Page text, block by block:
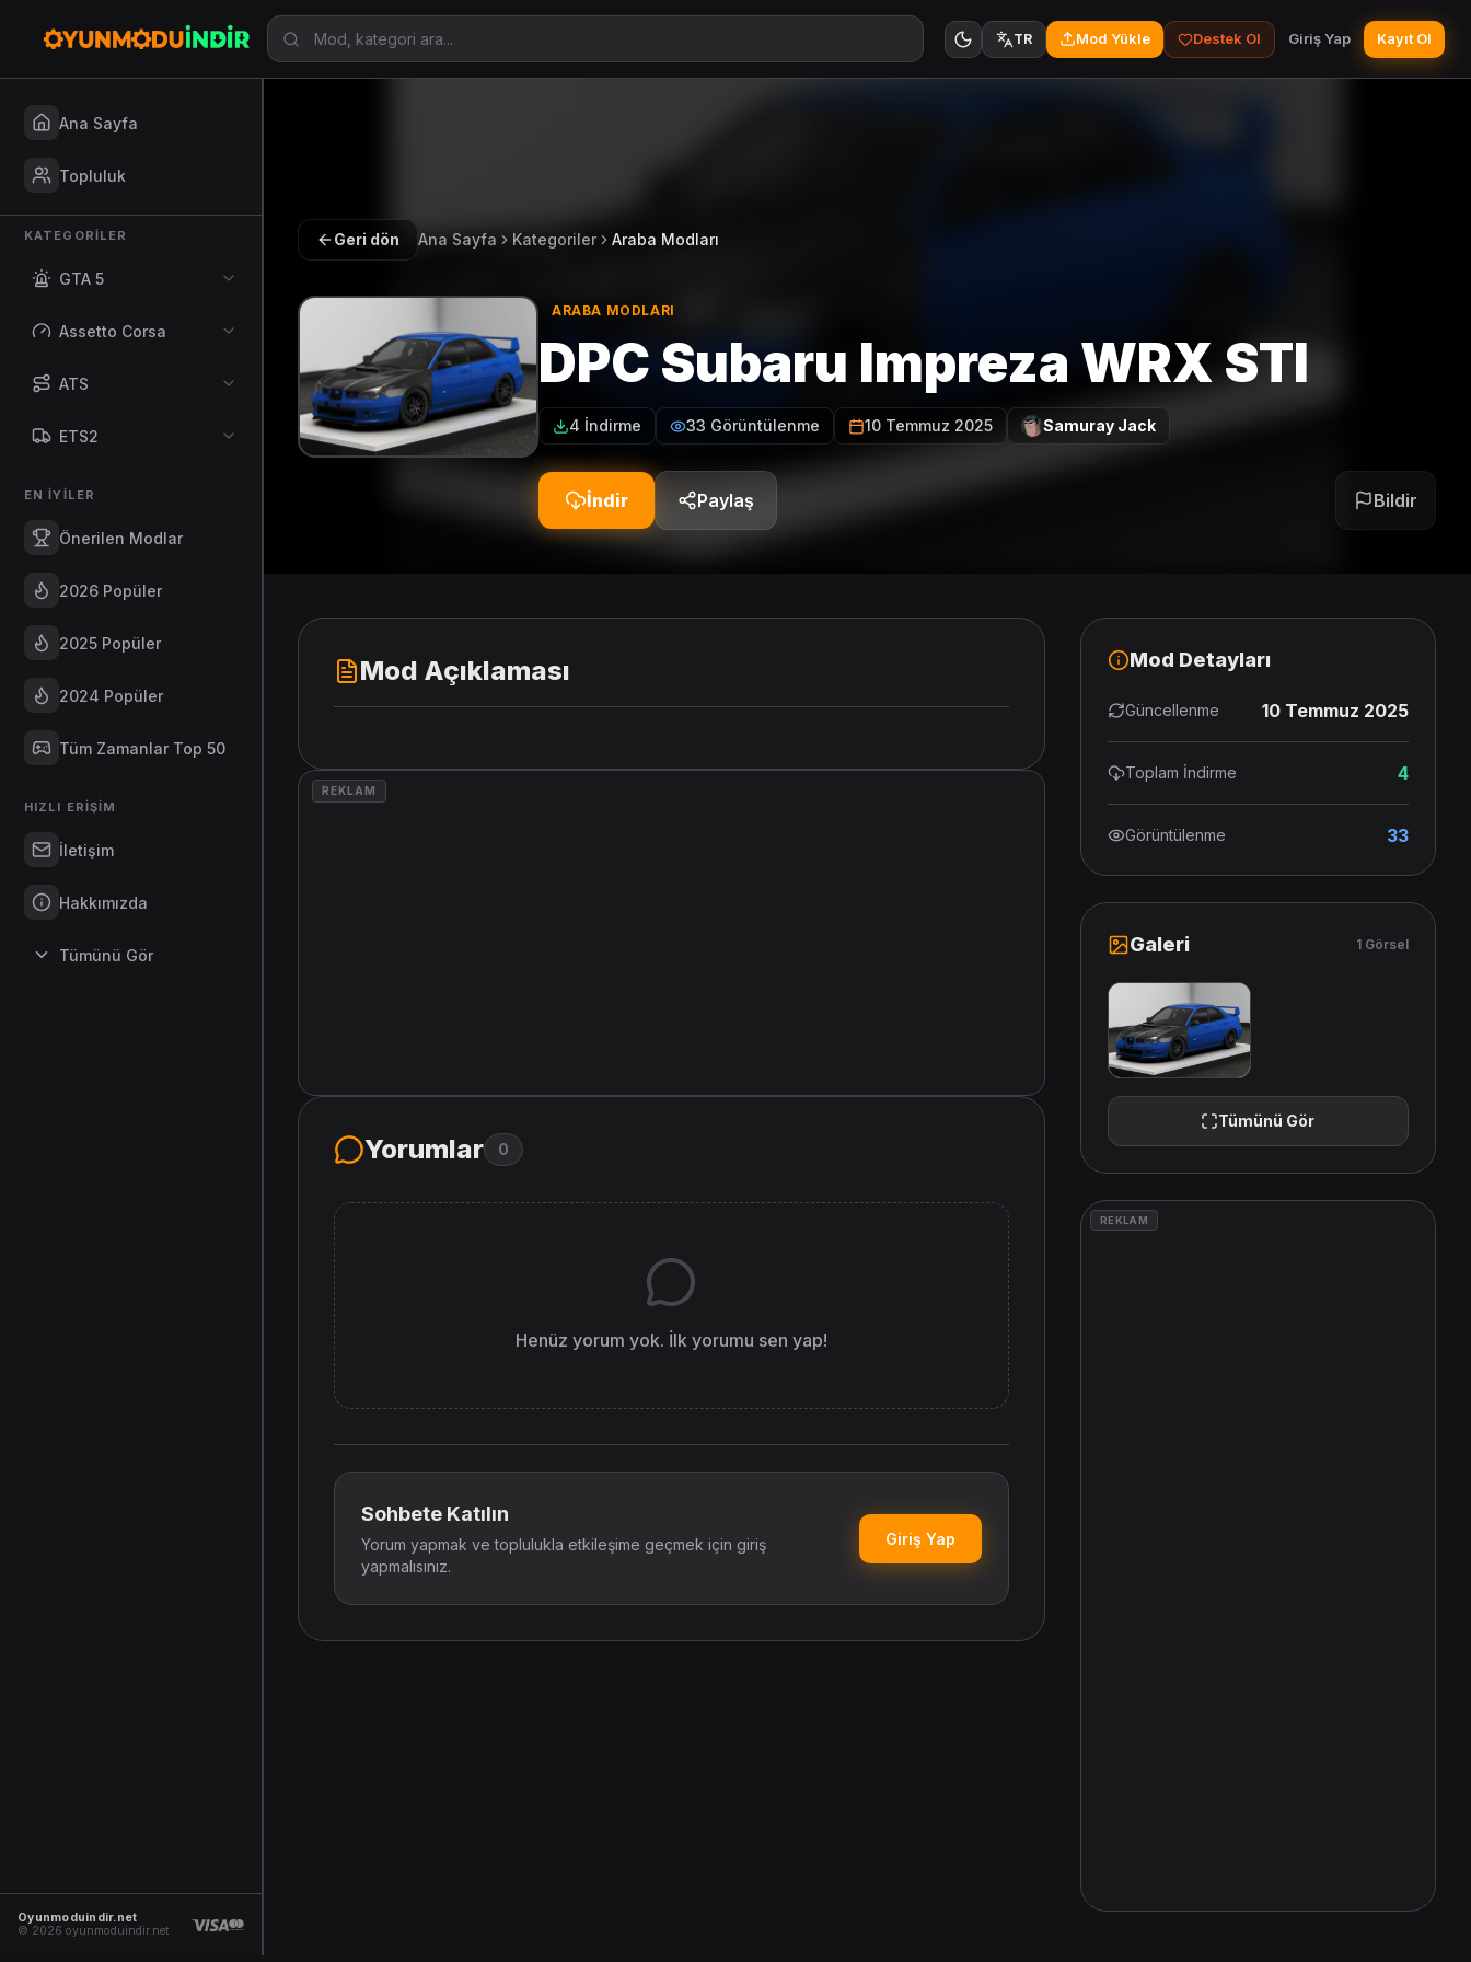
TR Mod Yükle Destek Ol Giriş Yap Kayıt Ol
Ana Sayfa
Topluluk
KATEGORILER
GTA 5
Assetto Corsa
ATS
ETS2
EN İYILER
Önerilen Modlar
2026 Popüler
2025 Popüler
2024 Popüler
Tüm Zamanlar Top 50
HIZLI ERIŞIM
İletişim
Hakkımızda
Tümünü Gör
Oyunmoduindir.net
© 2026 oyunmoduindir.net
Geri dön Ana Sayfa Kategoriler Araba Modları
ARABA MODLARI
DPC Subaru Impreza WRX STI
4 İndirme 33 Görüntülenme 10 Temmuz 2025 Samuray Jack
İndir Paylaş Bildir
Mod Açıklaması
REKLAM
Yorumlar 0
Henüz yorum yok. İlk yorumu sen yap!
Sohbete Katılın
Yorum yapmak ve toplulukla etkileşime geçmek için giriş
yapmalısınız.
Giriş Yap
Mod Detayları
Güncellenme 10 Temmuz 2025
Toplam İndirme 4
Görüntülenme 33
Galeri 1 Görsel
Tümünü Gör
REKLAM